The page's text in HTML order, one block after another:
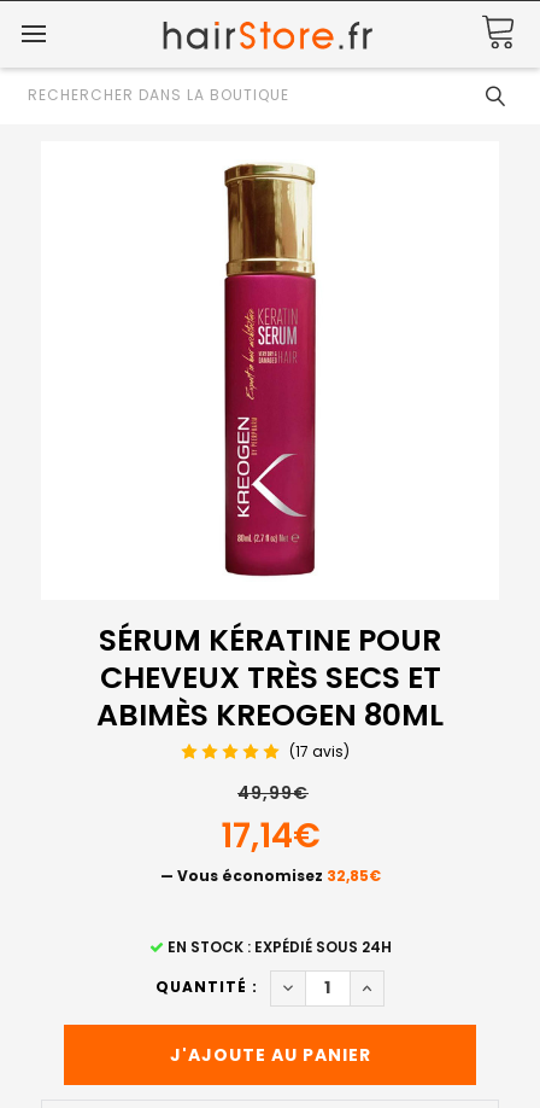
Rechercher
SÉRUM KÉRATINE POUR
CHEVEUX TRÈS SECS ET
ABIMÈS KREOGEN 80ML
(17 avis)
49,99€
17,14€
— Vous économisez 32,85€
EN STOCK : EXPÉDIÉ SOUS 24H
QUANTITÉ :
DIMINUER LA QUANTITÉ DE
AUGMENTER LA